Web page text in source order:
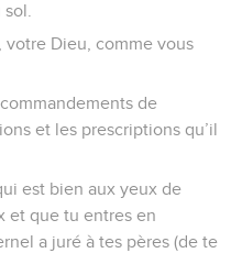
votre Dieu, comme vous
de
et les prescriptions qu’il
est bien aux yeux de
et que tu entres en
a juré à tes pères (de te